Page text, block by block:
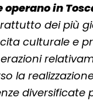
in
dei più
culturale e
la
diversificate